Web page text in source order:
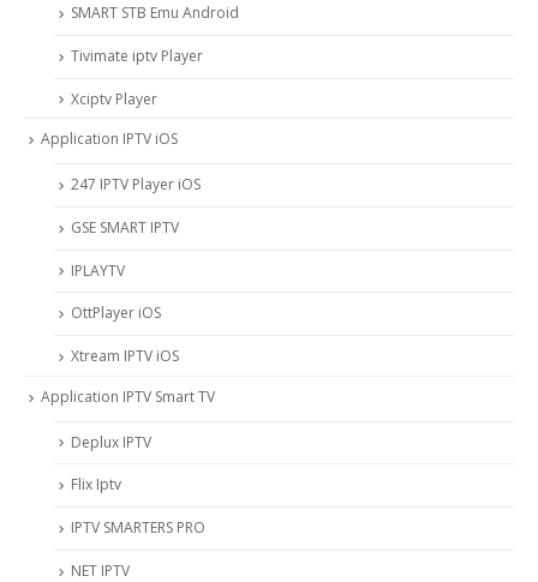
SMART STB Emu Android
Tivimate iptv Player
Xciptv Player
Application IPTV iOS
247 IPTV Player iOS
‎GSE SMART IPTV
IPLAYTV
OttPlayer iOS
Xtream IPTV iOS
Application IPTV Smart TV
Deplux IPTV
Flix Iptv
IPTV SMARTERS PRO
NET IPTV